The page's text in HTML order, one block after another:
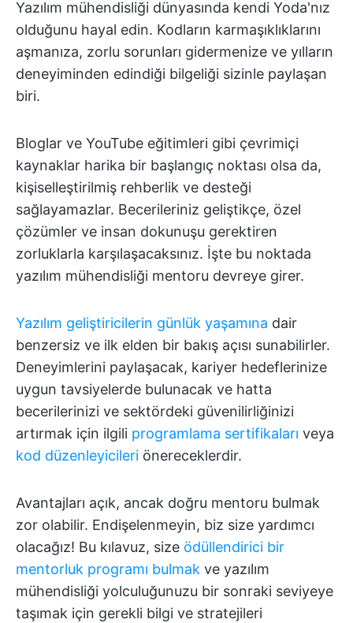
Yazılım mühendisliği dünyasında kendi Yoda'nız
olduğunu hayal edin. Kodların karmaşıklıklarını
aşmanıza, zorlu sorunları gidermenize ve yılların
deneyiminden edindiği bilgeliği sizinle paylaşan
biri.
Bloglar ve YouTube eğitimleri gibi çevrimiçi
kaynaklar harika bir başlangıç noktası olsa da,
kişiselleştirilmiş rehberlik ve desteği
sağlayamazlar. Becerileriniz geliştikçe, özel
çözümler ve insan dokunuşu gerektiren
zorluklarla karşılaşacaksınız. İşte bu noktada
yazılım mühendisliği mentoru devreye girer.
Yazılım geliştiricilerin günlük yaşamına dair
benzersiz ve ilk elden bir bakış açısı sunabilirler.
Deneyimlerini paylaşacak, kariyer hedeflerinize
uygun tavsiyelerde bulunacak ve hatta
becerilerinizi ve sektördeki güvenilirliğinizi
artırmak için ilgili programlama sertifikaları veya
kod düzenleyicileri önereceklerdir.
Avantajları açık, ancak doğru mentoru bulmak
zor olabilir. Endişelenmeyin, biz size yardımcı
olacağız! Bu kılavuz, size ödüllendirici bir
mentorluk programı bulmak ve yazılım
mühendisliği yolculuğunuzu bir sonraki seviyeye
taşımak için gerekli bilgi ve stratejileri